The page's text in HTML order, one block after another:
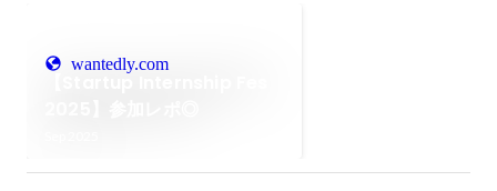
wantedly.com